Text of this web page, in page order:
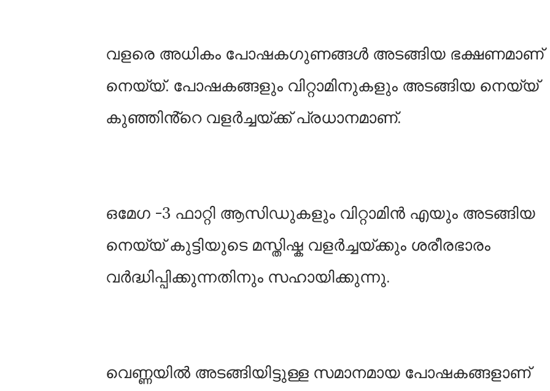
വളരെ അധികം പോഷകഗുണങ്ങള്‍ അടങ്ങിയ ഭക്ഷണമാണ്
നെയ്യ്. പോഷകങ്ങളും വിറ്റാമിനുകളും അടങ്ങിയ നെയ്യ്
കുഞ്ഞിൻ്റെ വളർച്ചയ്ക്ക് പ്രധാനമാണ്.
ഒമേഗ -3 ഫാറ്റി ആസിഡുകളും വിറ്റാമിൻ എയും അടങ്ങിയ
നെയ്യ് കുട്ടിയുടെ മസ്തിഷ്ക വളർച്ചയ്ക്കും ശരീരഭാരം
വർദ്ധിപ്പിക്കുന്നതിനും സഹായിക്കുന്നു.
വെണ്ണയില്‍ അടങ്ങിയിട്ടുള്ള സമാനമായ പോഷകങ്ങളാണ്